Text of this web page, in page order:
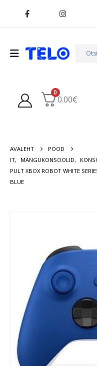
0
0.00€
AVALEHT
POOD
IT, MÄNGUKONSOOLID,
PULT XBOX ROBOT WHITE
BLUE